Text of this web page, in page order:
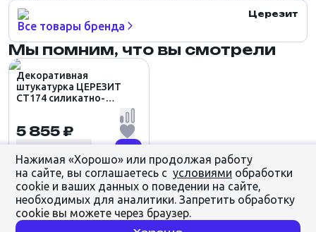
Церезит
Все товары бренда
Мы помним, что вы смотрели
Декоративная
штукатурка ЦЕРЕЗИТ
CT174 силикатно-
цвет UTAH 3 (25кг)
5 855 ₽
Нажимая «Хорошо» или продолжая работу
на сайте, вы соглашаетесь с условиями обработки
cookie и ваших данных о поведении на сайте,
необходимых для аналитики. Запретить обработку
cookie вы можете через браузер.